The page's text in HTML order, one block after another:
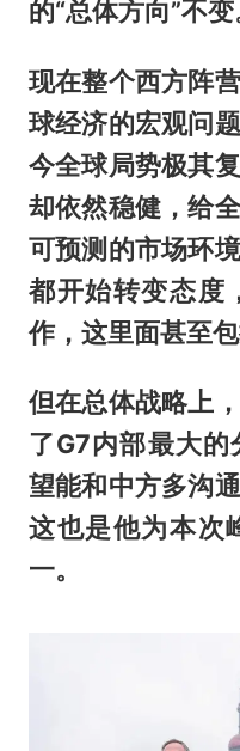
的“总体方向”不变
现在整个西方阵
球经济的宏观问
今全球局势极其
却依然稳健，给
可预测的市场环
都开始转变态度
作，这里面甚至包
但在总体战略上
了G7内部最大
望能和中方多沟
这也是他为本次
一。